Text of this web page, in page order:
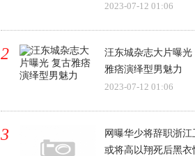
2023-07-12 01:06
2
汪东城杂志大片曝光
雅痞演绎型男魅力
2023-07-12 01:06
3
网曝华少将辞职浙江
或将高以翔死后黑衣